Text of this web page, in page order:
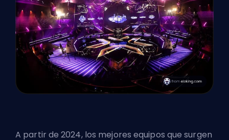
A partir de 2024, los mejores equipos que surgen